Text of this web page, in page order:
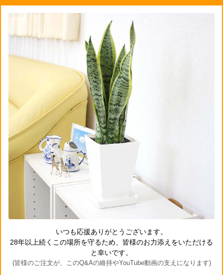
いつも応援ありがとうございます。
28年以上続くこの場所を守るため、皆様のお力添えをいただける
と幸いです。
(皆様のご注文が、このQ&Aの維持やYouTube動画の支えになります)